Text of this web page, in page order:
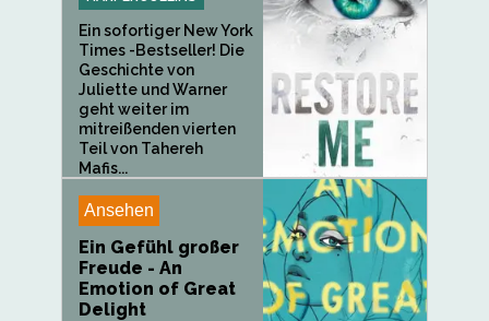
Ein sofortiger New York
Times -Bestseller! Die
Geschichte von
Juliette und Warner
geht weiter im
mitreißenden vierten
Teil von Tahereh
Mafis...
Ansehen
Ein Gefühl großer
Freude - An
Emotion of Great
Delight